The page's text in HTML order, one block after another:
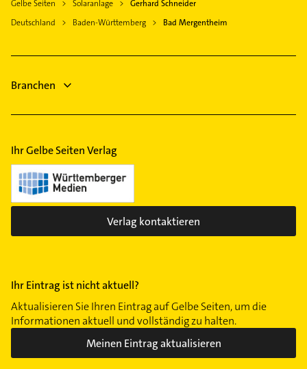
Steuerberater
Gartenbau & Landschaftsbau
Bauunternehmen
Gelbe Seiten Solaranlage
Gerhard Schneider
Deutschland
Baden-Württemberg Bad Mergentheim
Branchen
Ihr Gelbe Seiten Verlag
Verlag kontaktieren
Ihr Eintrag ist nicht aktuell?
Aktualisieren Sie Ihren Eintrag auf Gelbe Seiten, um die
Informationen aktuell und vollständig zu halten.
Meinen Eintrag aktualisieren